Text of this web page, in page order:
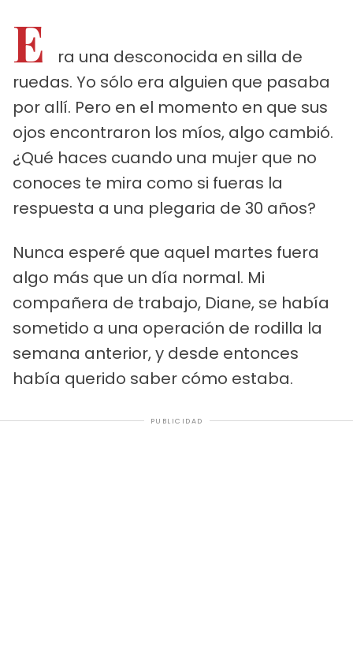
E
ra una desconocida en silla de
ruedas. Yo sólo era alguien que pasaba
por allí. Pero en el momento en que sus
ojos encontraron los míos, algo cambió.
¿Qué haces cuando una mujer que no
conoces te mira como si fueras la
respuesta a una plegaria de 30 años?
Nunca esperé que aquel martes fuera
algo más que un día normal. Mi
compañera de trabajo, Diane, se había
sometido a una operación de rodilla la
semana anterior, y desde entonces
había querido saber cómo estaba.
PUBLICIDAD